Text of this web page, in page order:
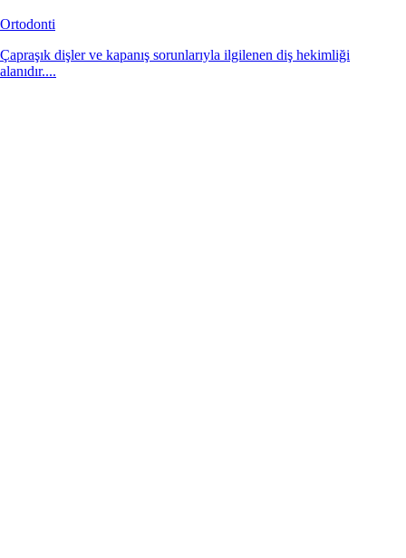
Ortodonti
Çapraşık dişler ve kapanış sorunlarıyla ilgilenen diş hekimliği
alanıdır....